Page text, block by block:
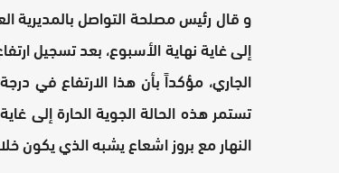
و قال رئيس مصلحة التواصل بالمديرية
إلى غاية نهاية الأسبوع، بعد تسجيل
الجاري، مؤكداً بأن هذا الارتفاع في
تستمر هذه الحالة الجوية الحارة إلى
النهار مع بروز اشعاع يشبه الذي يكون